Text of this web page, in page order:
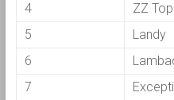
4
ZZ Top
5
Landy
6
7